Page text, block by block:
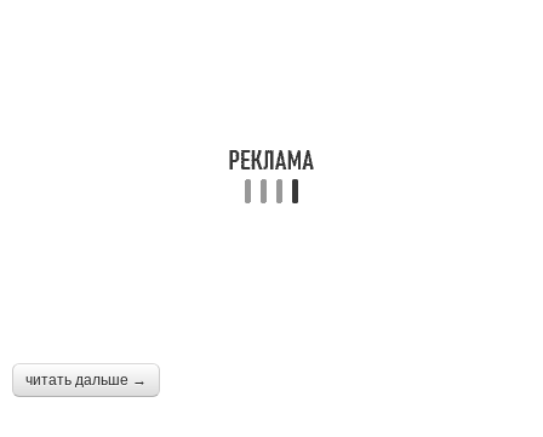
читать дальше →